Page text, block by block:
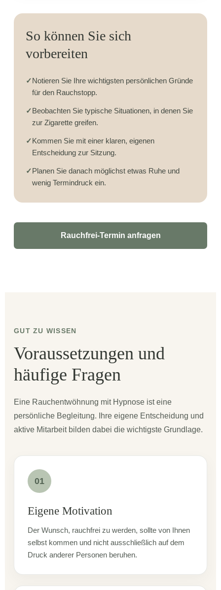
So können Sie sich
vorbereiten
✓Notieren Sie Ihre wichtigsten persönlichen Gründe
für den Rauchstopp.
✓Beobachten Sie typische Situationen, in denen Sie
zur Zigarette greifen.
✓Kommen Sie mit einer klaren, eigenen
Entscheidung zur Sitzung.
✓Planen Sie danach möglichst etwas Ruhe und
wenig Termindruck ein.
Rauchfrei-Termin anfragen
GUT ZU WISSEN
Voraussetzungen und
häufige Fragen
Eine Rauchentwöhnung mit Hypnose ist eine
persönliche Begleitung. Ihre eigene Entscheidung und
aktive Mitarbeit bilden dabei die wichtigste Grundlage.
01
Eigene Motivation
Der Wunsch, rauchfrei zu werden, sollte von Ihnen
selbst kommen und nicht ausschließlich auf dem
Druck anderer Personen beruhen.